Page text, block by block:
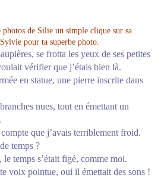
de Silie un simple clique sur sa
pour ta superbe photo.
se frotta les yeux de ses petites
vérifier que j’étais bien là.
en statue, une pierre inscrite dans
nues, tout en émettant un
que j’avais terriblement froid.
temps ?
le temps s’était figé, comme moi.
voix pointue, oui il émettait des sons !